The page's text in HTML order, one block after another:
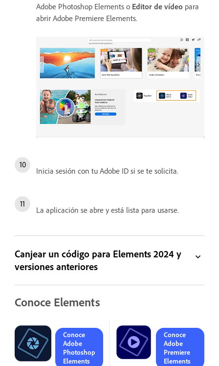
Adobe Photoshop Elements o Editor de vídeo para
abrir Adobe Premiere Elements.
Inicia sesión con tu Adobe ID si se te solicita.
La aplicación se abre y está lista para usarse.
Canjear un código para Elements 2024 y
versiones anteriores
Conoce Elements
Conoce
Adobe
Photoshop
Elements
Conoce
Adobe
Premiere
Elements